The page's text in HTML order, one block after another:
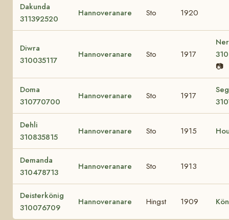
Dakunda
311392520
Hannoveranare Sto 1920
Diwra
310035117
Hannoveranare Sto 1917
📷
Doma
310770700
Hannoveranare Sto 1917
Dehli
310835815
Hannoveranare Sto 1915
Demanda
310478713
Hannoveranare Sto 1913
Deisterkönig
310076709
Hannoveranare Hingst 1909